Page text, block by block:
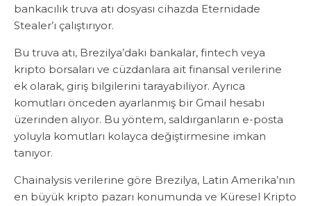
bankacılık truva atı dosyası cihazda Eternidade
Stealer’ı çalıştırıyor.
Bu truva atı, Brezilya’daki bankalar, fintech veya
kripto borsaları ve cüzdanlara ait finansal verilerine
ek olarak, giriş bilgilerini tarayabiliyor. Ayrıca
komutları önceden ayarlanmış bir Gmail hesabı
üzerinden alıyor. Bu yöntem, saldırganların e-posta
yoluyla komutları kolayca değiştirmesine imkan
tanıyor.
Chainalysis verilerine göre Brezilya, Latin Amerika’nın
en büyük kripto pazarı konumunda ve Küresel Kripto